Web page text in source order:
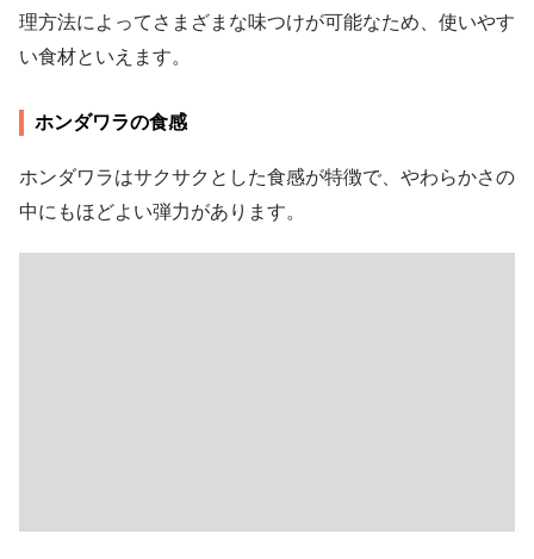
理方法によってさまざまな味つけが可能なため、使いやす
い食材といえます。
ホンダワラの食感
ホンダワラはサクサクとした食感が特徴で、やわらかさの
中にもほどよい弾力があります。